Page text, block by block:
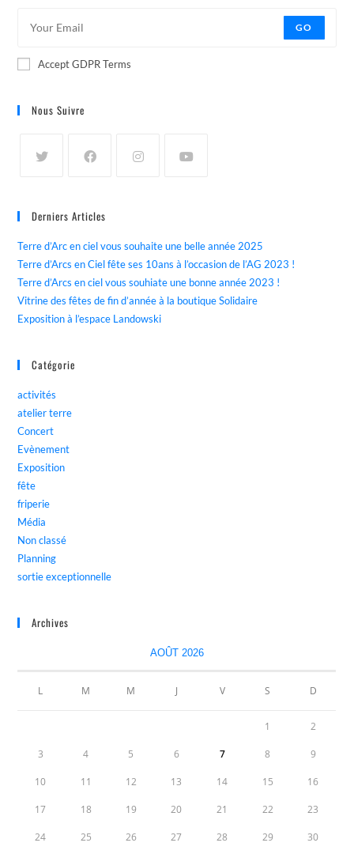
GO
Accept GDPR Terms
Nous Suivre
Derniers Articles
Terre d’Arc en ciel vous souhaite une belle année 2025
Terre d’Arcs en Ciel fête ses 10ans à l’occasion de l’AG 2023 !
Terre d’Arcs en ciel vous souhiate une bonne année 2023 !
Vitrine des fêtes de fin d’année à la boutique Solidaire
Exposition à l’espace Landowski
Catégorie
activités
atelier terre
Concert
Evènement
Exposition
fête
friperie
Média
Non classé
Planning
sortie exceptionnelle
Archives
AOÛT 2026
L M M J V S D
1 2
3 4 5 6 7 8 9
10 11 12 13 14 15 16
17 18 19 20 21 22 23
24 25 26 27 28 29 30